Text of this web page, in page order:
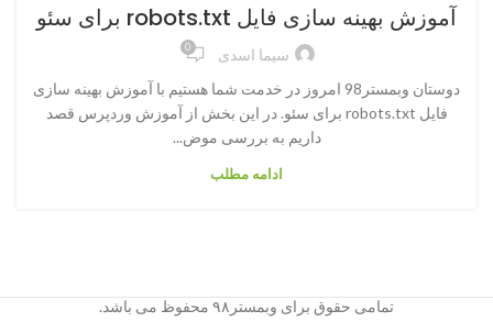
آموزش بهینه سازی فایل robots.txt برای سئو
سیما اسدی 0
دوستان وبمستر98 امروز در خدمت شما هستیم با آموزش بهینه سازی
فایل robots.txt برای سئو. در این بخش از آموزش وردپرس قصد
داریم به بررسی موض...
ادامه مطلب
تمامی حقوق برای وبمستر۹۸ محفوظ می باشد.